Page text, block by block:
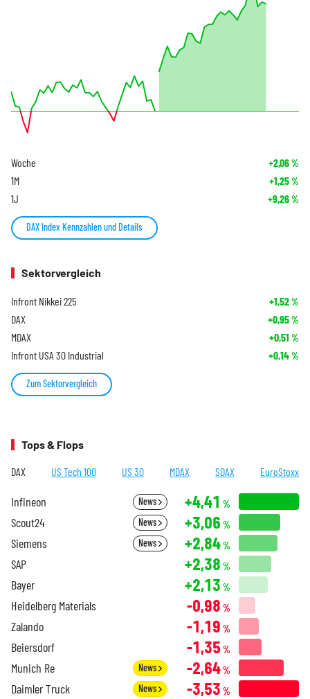
Woche +2,06%
1M +1,25%
1J +9,26%
DAX Index Kennzahlen und Details
Sektorvergleich
Infront Nikkei 225 +1,52%
DAX +0,95%
MDAX +0,51 %
Infront USA 30 Industrial +0,14%
Zum Sektorvergleich
Tops & Flops
DAX US Tech 100 US 30 MDAX SDAX EuroStoxx
Infineon News +4,41 %
Scout24 News +3,06 %
Siemens News +2,84%
SAP +2,38 %
Bayer +2,13 %
Heidelberg Materials -0,98 %
Zalando -1,19 %
Beiersdorf -1,35 %
Munich Re News -2,64%
Daimler Truck News -3,53 %